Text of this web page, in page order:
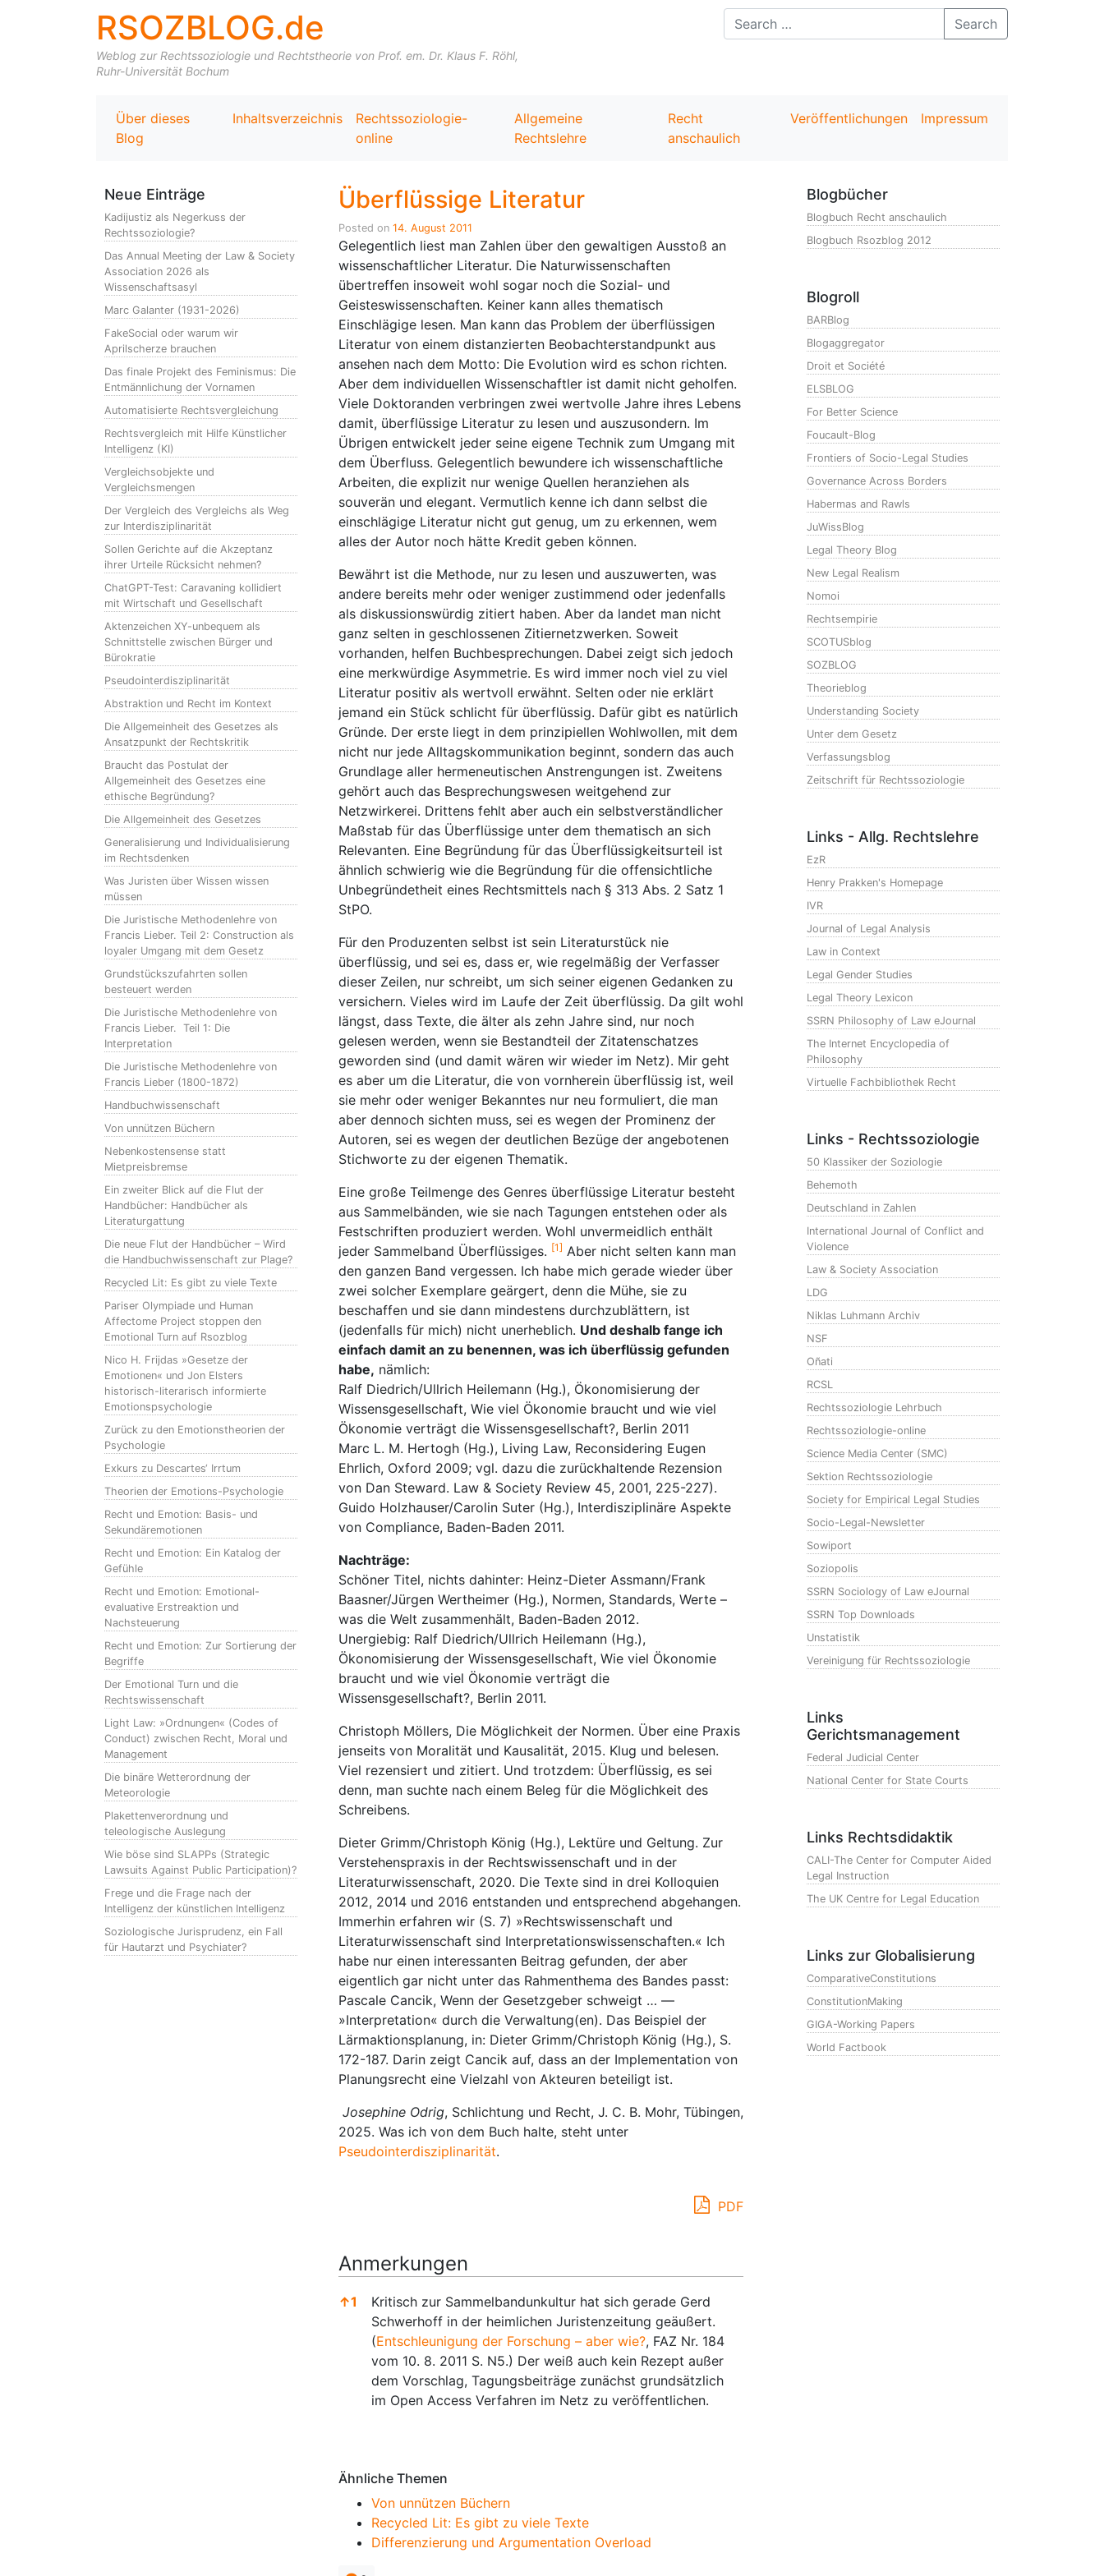
RSOZBLOG.de
Weblog zur Rechtssoziologie und Rechtstheorie von Prof. em. Dr. Klaus F. Röhl,
Ruhr-Universität Bochum
Search
Über dieses
Blog
Inhaltsverzeichnis
Rechtssoziologie-
online
Allgemeine
Rechtslehre
Recht
anschaulich
Veröffentlichungen Impressum
Neue Einträge
Kadijustiz als Negerkuss der
Rechtssoziologie?
Das Annual Meeting der Law & Society
Association 2026 als
Wissenschaftsasyl
Marc Galanter (1931-2026)
FakeSocial oder warum wir
Aprilscherze brauchen
Das finale Projekt des Feminismus: Die
Entmännlichung der Vornamen
Automatisierte Rechtsvergleichung
Rechtsvergleich mit Hilfe Künstlicher
Intelligenz (KI)
Vergleichsobjekte und
Vergleichsmengen
Der Vergleich des Vergleichs als Weg
zur Interdisziplinarität
Sollen Gerichte auf die Akzeptanz
ihrer Urteile Rücksicht nehmen?
ChatGPT-Test: Caravaning kollidiert
mit Wirtschaft und Gesellschaft
Aktenzeichen XY-unbequem als
Schnittstelle zwischen Bürger und
Bürokratie
Pseudointerdisziplinarität
Abstraktion und Recht im Kontext
Die Allgemeinheit des Gesetzes als
Ansatzpunkt der Rechtskritik
Braucht das Postulat der
Allgemeinheit des Gesetzes eine
ethische Begründung?
Die Allgemeinheit des Gesetzes
Generalisierung und Individualisierung
im Rechtsdenken
Was Juristen über Wissen wissen
müssen
Die Juristische Methodenlehre von
Francis Lieber. Teil 2: Construction als
loyaler Umgang mit dem Gesetz
Grundstückszufahrten sollen
besteuert werden
Die Juristische Methodenlehre von
Francis Lieber. Teil 1: Die
Interpretation
Die Juristische Methodenlehre von
Francis Lieber (1800-1872)
Handbuchwissenschaft
Von unnützen Büchern
Nebenkostensense statt
Mietpreisbremse
Ein zweiter Blick auf die Flut der
Handbücher: Handbücher als
Literaturgattung
Die neue Flut der Handbücher – Wird
die Handbuchwissenschaft zur Plage?
Recycled Lit: Es gibt zu viele Texte
Pariser Olympiade und Human
Affectome Project stoppen den
Emotional Turn auf Rsozblog
Nico H. Frijdas »Gesetze der
Emotionen« und Jon Elsters
historisch-literarisch informierte
Emotionspsychologie
Zurück zu den Emotionstheorien der
Psychologie
Exkurs zu Descartes‘ Irrtum
Theorien der Emotions-Psychologie
Recht und Emotion: Basis- und
Sekundäremotionen
Recht und Emotion: Ein Katalog der
Gefühle
Recht und Emotion: Emotional-
evaluative Erstreaktion und
Nachsteuerung
Recht und Emotion: Zur Sortierung der
Begriffe
Der Emotional Turn und die
Rechtswissenschaft
Light Law: »Ordnungen« (Codes of
Conduct) zwischen Recht, Moral und
Management
Die binäre Wetterordnung der
Meteorologie
Plakettenverordnung und
teleologische Auslegung
Wie böse sind SLAPPs (Strategic
Lawsuits Against Public Participation)?
Frege und die Frage nach der
Intelligenz der künstlichen Intelligenz
Soziologische Jurisprudenz, ein Fall
für Hautarzt und Psychiater?
Überflüssige Literatur
Posted on 14. August 2011
Gelegentlich liest man Zahlen über den gewaltigen Ausstoß an
wissenschaftlicher Literatur. Die Naturwissenschaften
übertreffen insoweit wohl sogar noch die Sozial- und
Geisteswissenschaften. Keiner kann alles thematisch
Einschlägige lesen. Man kann das Problem der überflüssigen
Literatur von einem distanzierten Beobachterstandpunkt aus
ansehen nach dem Motto: Die Evolution wird es schon richten.
Aber dem individuellen Wissenschaftler ist damit nicht geholfen.
Viele Doktoranden verbringen zwei wertvolle Jahre ihres Lebens
damit, überflüssige Literatur zu lesen und auszusondern. Im
Übrigen entwickelt jeder seine eigene Technik zum Umgang mit
dem Überfluss. Gelegentlich bewundere ich wissenschaftliche
Arbeiten, die explizit nur wenige Quellen heranziehen als
souverän und elegant. Vermutlich kenne ich dann selbst die
einschlägige Literatur nicht gut genug, um zu erkennen, wem
alles der Autor noch hätte Kredit geben können.
Bewährt ist die Methode, nur zu lesen und auszuwerten, was
andere bereits mehr oder weniger zustimmend oder jedenfalls
als diskussionswürdig zitiert haben. Aber da landet man nicht
ganz selten in geschlossenen Zitiernetzwerken. Soweit
vorhanden, helfen Buchbesprechungen. Dabei zeigt sich jedoch
eine merkwürdige Asymmetrie. Es wird immer noch viel zu viel
Literatur positiv als wertvoll erwähnt. Selten oder nie erklärt
jemand ein Stück schlicht für überflüssig. Dafür gibt es natürlich
Gründe. Der erste liegt in dem prinzipiellen Wohlwollen, mit dem
nicht nur jede Alltagskommunikation beginnt, sondern das auch
Grundlage aller hermeneutischen Anstrengungen ist. Zweitens
gehört auch das Besprechungswesen weitgehend zur
Netzwirkerei. Drittens fehlt aber auch ein selbstverständlicher
Maßstab für das Überflüssige unter dem thematisch an sich
Relevanten. Eine Begründung für das Überflüssigkeitsurteil ist
ähnlich schwierig wie die Begründung für die offensichtliche
Unbegründetheit eines Rechtsmittels nach § 313 Abs. 2 Satz 1
StPO.
Für den Produzenten selbst ist sein Literaturstück nie
überflüssig, und sei es, dass er, wie regelmäßig der Verfasser
dieser Zeilen, nur schreibt, um sich seiner eigenen Gedanken zu
versichern. Vieles wird im Laufe der Zeit überflüssig. Da gilt wohl
längst, dass Texte, die älter als zehn Jahre sind, nur noch
gelesen werden, wenn sie Bestandteil der Zitatenschatzes
geworden sind (und damit wären wir wieder im Netz). Mir geht
es aber um die Literatur, die von vornherein überflüssig ist, weil
sie mehr oder weniger Bekanntes nur neu formuliert, die man
aber dennoch sichten muss, sei es wegen der Prominenz der
Autoren, sei es wegen der deutlichen Bezüge der angebotenen
Stichworte zu der eigenen Thematik.
Eine große Teilmenge des Genres überflüssige Literatur besteht
aus Sammelbänden, wie sie nach Tagungen entstehen oder als
Festschriften produziert werden. Wohl unvermeidlich enthält
jeder Sammelband Überflüssiges. [1] Aber nicht selten kann man
den ganzen Band vergessen. Ich habe mich gerade wieder über
zwei solcher Exemplare geärgert, denn die Mühe, sie zu
beschaffen und sie dann mindestens durchzublättern, ist
(jedenfalls für mich) nicht unerheblich. Und deshalb fange ich
einfach damit an zu benennen, was ich überflüssig gefunden
habe, nämlich:
Ralf Diedrich/Ullrich Heilemann (Hg.), Ökonomisierung der
Wissensgesellschaft, Wie viel Ökonomie braucht und wie viel
Ökonomie verträgt die Wissensgesellschaft?, Berlin 2011
Marc L. M. Hertogh (Hg.), Living Law, Reconsidering Eugen
Ehrlich, Oxford 2009; vgl. dazu die zurückhaltende Rezension
von Dan Steward. Law & Society Review 45, 2001, 225-227).
Guido Holzhauser/Carolin Suter (Hg.), Interdisziplinäre Aspekte
von Compliance, Baden-Baden 2011.
Nachträge:
Schöner Titel, nichts dahinter: Heinz-Dieter Assmann/Frank
Baasner/Jürgen Wertheimer (Hg.), Normen, Standards, Werte –
was die Welt zusammenhält, Baden-Baden 2012.
Unergiebig: Ralf Diedrich/Ullrich Heilemann (Hg.),
Ökonomisierung der Wissensgesellschaft, Wie viel Ökonomie
braucht und wie viel Ökonomie verträgt die
Wissensgesellschaft?, Berlin 2011.
Christoph Möllers, Die Möglichkeit der Normen. Über eine Praxis
jenseits von Moralität und Kausalität, 2015. Klug und belesen.
Viel rezensiert und zitiert. Und trotzdem: Überflüssig, es sei
denn, man suchte nach einem Beleg für die Möglichkeit des
Schreibens.
Dieter Grimm/Christoph König (Hg.), Lektüre und Geltung. Zur
Verstehenspraxis in der Rechtswissenschaft und in der
Literaturwissenschaft, 2020. Die Texte sind in drei Kolloquien
2012, 2014 und 2016 entstanden und entsprechend abgehangen.
Immerhin erfahren wir (S. 7) »Rechtswissenschaft und
Literaturwissenschaft sind Interpretationswissenschaften.« Ich
habe nur einen interessanten Beitrag gefunden, der aber
eigentlich gar nicht unter das Rahmenthema des Bandes passt:
Pascale Cancik, Wenn der Gesetzgeber schweigt … —
»Interpretation« durch die Verwaltung(en). Das Beispiel der
Lärmaktionsplanung, in: Dieter Grimm/Christoph König (Hg.), S.
172-187. Darin zeigt Cancik auf, dass an der Implementation von
Planungsrecht eine Vielzahl von Akteuren beteiligt ist.
Josephine Odrig, Schlichtung und Recht, J. C. B. Mohr, Tübingen,
2025. Was ich von dem Buch halte, steht unter
Pseudointerdisziplinarität.
PDF
Anmerkungen
↑1
Kritisch zur Sammelbandunkultur hat sich gerade Gerd
Schwerhoff in der heimlichen Juristenzeitung geäußert.
(Entschleunigung der Forschung – aber wie?, FAZ Nr. 184
vom 10. 8. 2011 S. N5.) Der weiß auch kein Rezept außer
dem Vorschlag, Tagungsbeiträge zunächst grundsätzlich
im Open Access Verfahren im Netz zu veröffentlichen.
Ähnliche Themen
Von unnützen Büchern
Recycled Lit: Es gibt zu viele Texte
Differenzierung und Argumentation Overload
Blogbücher
Blogbuch Recht anschaulich
Blogbuch Rsozblog 2012
Blogroll
BARBlog
Blogaggregator
Droit et Société
ELSBLOG
For Better Science
Foucault-Blog
Frontiers of Socio-Legal Studies
Governance Across Borders
Habermas and Rawls
JuWissBlog
Legal Theory Blog
New Legal Realism
Nomoi
Rechtsempirie
SCOTUSblog
SOZBLOG
Theorieblog
Understanding Society
Unter dem Gesetz
Verfassungsblog
Zeitschrift für Rechtssoziologie
Links - Allg. Rechtslehre
EzR
Henry Prakken's Homepage
IVR
Journal of Legal Analysis
Law in Context
Legal Gender Studies
Legal Theory Lexicon
SSRN Philosophy of Law eJournal
The Internet Encyclopedia of
Philosophy
Virtuelle Fachbibliothek Recht
Links - Rechtssoziologie
50 Klassiker der Soziologie
Behemoth
Deutschland in Zahlen
International Journal of Conflict and
Violence
Law & Society Association
LDG
Niklas Luhmann Archiv
NSF
Oñati
RCSL
Rechtssoziologie Lehrbuch
Rechtssoziologie-online
Science Media Center (SMC)
Sektion Rechtssoziologie
Society for Empirical Legal Studies
Socio-Legal-Newsletter
Sowiport
Soziopolis
SSRN Sociology of Law eJournal
SSRN Top Downloads
Unstatistik
Vereinigung für Rechtssoziologie
Links
Gerichtsmanagement
Federal Judicial Center
National Center for State Courts
Links Rechtsdidaktik
CALI-The Center for Computer Aided
Legal Instruction
The UK Centre for Legal Education
Links zur Globalisierung
ComparativeConstitutions
ConstitutionMaking
GIGA-Working Papers
World Factbook